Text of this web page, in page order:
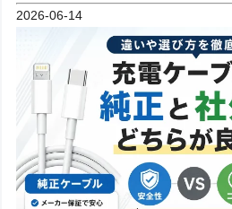
2026-06-14